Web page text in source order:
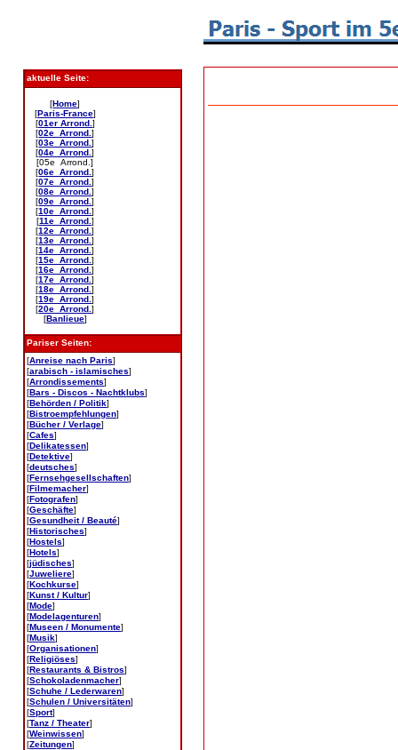
aktuelle Seite:
[Home]
[Paris-France]
[01er Arrond. ]
[02e Arrond.]
[03e Arrond.]
[04e Arrond.]
[05e Arrond.]
[06e Arrond.]
[07e Arrond.]
[08e Arrond.]
[09e Arrond.]
[10e Arrond.]
[11e Arrond. ]
[12e Arrond.]
[13e Arrond.]
[14e Arrond.]
[15e Arrond.]
[16e Arrond.]
[17e Arrond.]
[18e Arrond.]
[19e Arrond.]
[20e Arrond.]
[Banlieue]
Pariser Seiten:
[Anreise nach Paris]
[arabisch - islamisches]
[Arrondissements]
[Bars - Discos - Nachtklubs]
[Behörden / Politik]
[Bistroempfehlungen]
[Bücher / Verlage]
[Cafes]
[Delikatessen]
[Detektive]
[deutsches]
[Fernsehgesellschaften]
[Filmemacher]
[Fotografen]
[Geschäfte]
[Gesundheit / Beauté]
[Historisches]
[Hostels]
[Hotels]
[jüdisches]
[Juweliere]
[Kochkurse]
[Kunst / Kultur]
[Mode]
[Modelagenturen]
[Museen / Monumente]
[Musik]
[Organisationen]
[Religiöses]
[Restaurants & Bistros]
[Schokoladenmacher]
[Schuhe / Lederwaren]
[Schulen / Universitäten]
[Sport]
[Tanz / Theater]
[Weinwissen]
[Zeitungen]